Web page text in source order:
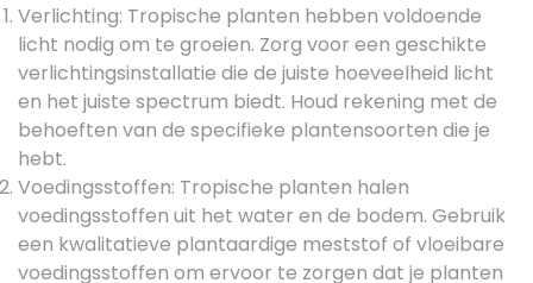
Verlichting: Tropische planten hebben voldoende
licht nodig om te groeien. Zorg voor een geschikte
verlichtingsinstallatie die de juiste hoeveelheid licht
en het juiste spectrum biedt. Houd rekening met de
behoeften van de specifieke plantensoorten die je
hebt.
Voedingsstoffen: Tropische planten halen
voedingsstoffen uit het water en de bodem. Gebruik
een kwalitatieve plantaardige meststof of vloeibare
voedingsstoffen om ervoor te zorgen dat je planten